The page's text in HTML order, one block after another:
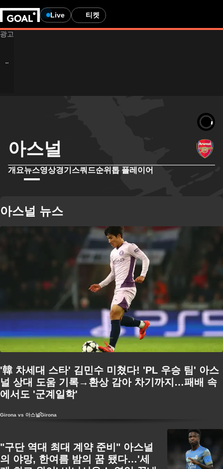
Live 티켓
아스널
개요뉴스영상경기 스쿼드순위 톱 플레이어
아스널 뉴스
'韓 차세대 스타' 김민수 미쳤다! 'PL 우승 팀' 아스
널 상대 도움 기록→환상 감아 차기까지…패배 속
에서도 '군계일학'
Girona vs 아스널Girona
"구단 역대 최대 계약 준비" 아스널
의 야망, 한여름 밤의 꿈 됐다…'세